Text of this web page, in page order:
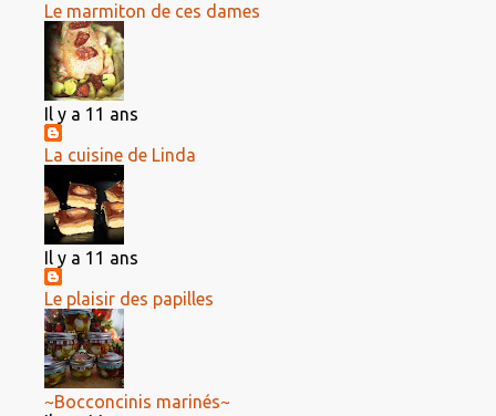
Le marmiton de ces dames
Il y a 11 ans
La cuisine de Linda
Il y a 11 ans
Le plaisir des papilles
~Bocconcinis marinés~